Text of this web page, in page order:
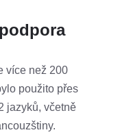
více než 200
použito přes
jazyků, včetně